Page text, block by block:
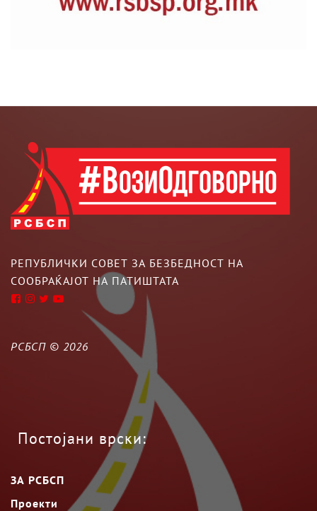
РЕПУБЛИЧКИ СОВЕТ ЗА БЕЗБЕДНОСТ НА
СООБРАЌАЈОТ НА ПАТИШТАТА
РСБСП © 2026
Постојани врски:
ЗА РСБСП
Проекти